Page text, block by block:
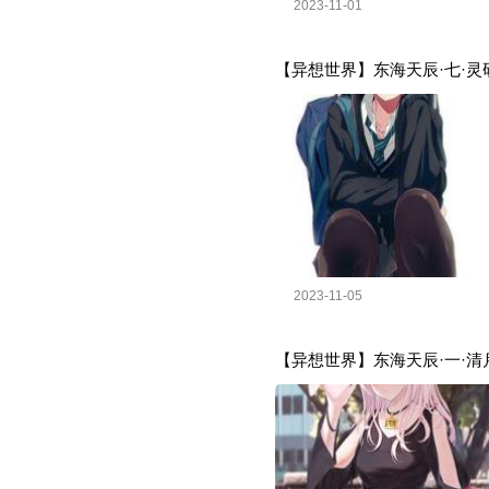
2023-11-01
【异想世界】东海天辰·七·灵
2023-11-05
【异想世界】东海天辰·一·清